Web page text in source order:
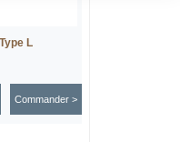
L
Commander >